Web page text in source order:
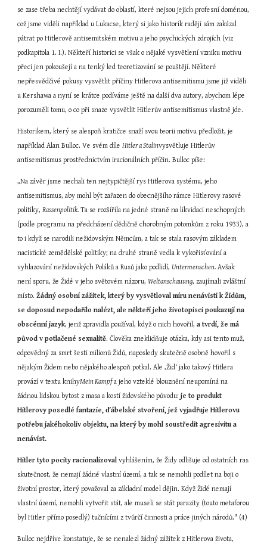
se zase třeba nechtějí vydávat do oblastí, které nejsou jejich profesní doménou,
což jsme viděli například u Lukacse, který si jako historik raději sám zakázal
pátrat po Hitlerově antisemitském motivu a jeho psychických zdrojích (viz
podkapitola 1. I.). Někteří historici se však o nějaké vysvětlení vzniku motivu
přeci jen pokoušejí a na tenký led teoretizování se pouštějí. Některé
nepřesvědčivé pokusy vysvětlit příčiny Hitlerova antisemitismu jsme již viděli
u Kershawa a nyní se krátce podíváme ještě na další dva autory, abychom lépe
porozuměli tomu, o co při snaze vysvětlit Hitlerův antisemitismus vlastně jde.
Historikem, který se alespoň kratičce snaží svou teorii motivu předložit, je
například Alan Bulloc. Ve svém díle Hitler a Stalinvysvětluje Hitlerův
antisemitismus prostřednictvím iracionálních příčin. Bulloc píše:
„Na závěr jsme nechali ten nejtypičtější rys Hitlerova systému, jeho
antisemitismus, aby mohl být zařazen do obecnějšího rámce Hitlerovy rasové
politiky, Rassenpolitik. Ta se rozšířila na jedné straně na likvidaci neschopných
(podle programu na předcházení dědičně chorobným potomkům z roku 1933), a
to i když se narodili nežidovským Němcům, a tak se stala rasovým základem
nacistické zemědělské politiky; na druhé straně vedla k vykořisťování a
vyhlazování nežidovských Poláků a Rusů jako podlidí, Untermenschen. Avšak
není sporu, že Židé v jeho světovém názoru, Weltanschauung, zaujímali zvláštní
místo. Žádný osobní zážitek, který by vysvětloval míru nenávisti k Židům,
se doposud nepodařilo nalézt, ale někteří jeho životopisci poukazují na
obscénní jazyk, jenž zpravidla používal, když o nich hovořil, a tvrdí, že má
původ v potlačené sexualitě. Člověka zneklidňuje otázka, kdy asi tento muž,
odpovědný za smrt šesti milionů Židů, naposledy skutečně osobně hovořil s
nějakým Židem nebo nějakého alespoň potkal. Ale ‚Žid‘ jako takový Hitlera
provází v textu knihyMein Kampf a jeho vzteklé blouznění neupomíná na
žádnou lidskou bytost z masa a kostí židovského původu: je to produkt
Hitlerovy posedlé fantazie, ďábelské stvoření, jež vyjadřuje Hitlerovu
potřebu jakéhokoliv objektu, na který by mohl soustředit agresivitu a
nenávist.
Hitler tyto pocity racionalizoval vyhlášením, že Židy odlišuje od ostatních ras
skutečnost, že nemají žádné vlastní území, a tak se nemohli podílet na boji o
životní prostor, který považoval za základní model dějin. Když Židé nemají
vlastní území, nemohli vytvořit stát, ale museli se stát parazity (touto metaforou
byl Hitler přímo posedlý) tučnícími z tvůrčí činnosti a práce jiných národů." (4)
Bulloc nejdříve konstatuje, že se nenalezl žádný zážitek z Hitlerova života,